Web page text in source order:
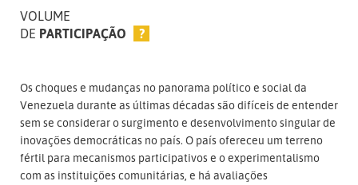
VOLUME
DE PARTICIPAÇÃO ?
Os choques e mudanças no panorama político e social da
Venezuela durante as últimas décadas são difíceis de entender
sem se considerar o surgimento e desenvolvimento singular de
inovações democráticas no país. O país ofereceu um terreno
fértil para mecanismos participativos e o experimentalismo
com as instituições comunitárias, e há avaliações